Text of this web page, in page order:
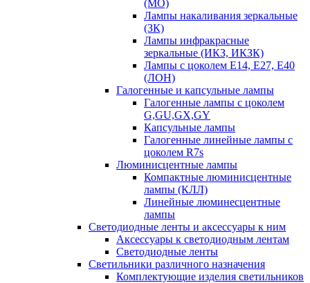
(МО)
Лампы накаливания зеркальные
(ЗК)
Лампы инфракрасные
зеркальные (ИКЗ, ИКЗК)
Лампы с цоколем Е14, Е27, Е40
(ЛОН)
Галогенные и капсульные лампы
Галогенные лампы с цоколем
G,GU,GX,GY
Капсульные лампы
Галогенные линейные лампы с
цоколем R7s
Люминисцентные лампы
Компактные люминисцентные
лампы (КЛЛ)
Линейные люминесцентные
лампы
Светодиодные ленты и аксессуары к ним
Аксессуары к светодиодным лентам
Светодиодные ленты
Светильники различного назначения
Комплектующие изделия светильников